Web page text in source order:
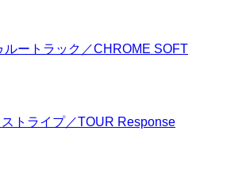
ルートラック／CHROME SOFT
トライプ／TOUR Response